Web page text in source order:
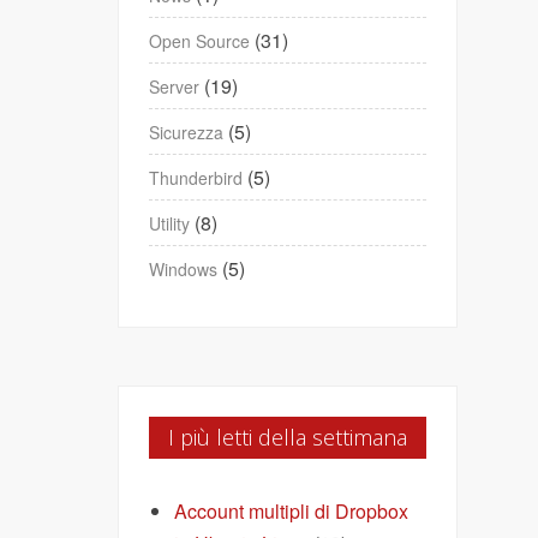
Open Source (31)
Server (19)
Sicurezza (5)
Thunderbird (5)
Utility (8)
Windows (5)
I più letti della settimana
Account multipli di Dropbox